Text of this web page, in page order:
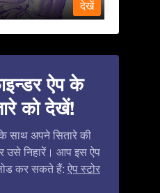
देखें
ऐप के
को देखें!
साथ अपने सितारे की
निहारें। आप इस ऐप
कर सकते हैं: ऐप स्टोर